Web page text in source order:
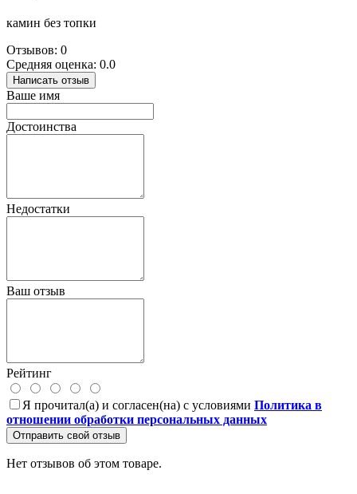
камин без топки
Отзывов: 0
Средняя оценка: 0.0
Написать отзыв
Ваше имя
Достоинства
Недостатки
Ваш отзыв
Рейтинг
Я прочитал(а) и согласен(на) с условиями Политика в
отношении обработки персональных данных
Отправить свой отзыв
Нет отзывов об этом товаре.